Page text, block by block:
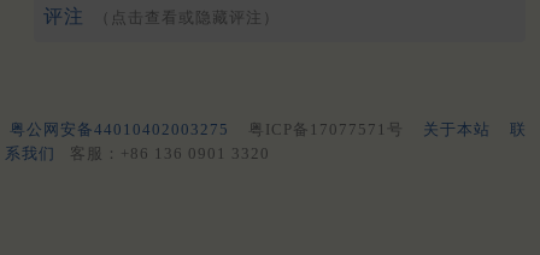
评注 （点击查看或隐藏评注）
粤公网安备44010402003275 粤ICP备17077571号 关于本站
联
系我们
客服：+86 136 0901 3320